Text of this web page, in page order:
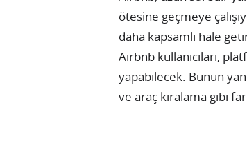
ötesine geçmeye
daha kapsamlı hale
Airbnb kullanıcıları,
yapabilecek. Bunun
ve araç kiralama gibi